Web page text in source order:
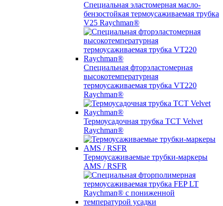
Специальная эластомерная масло-
бензостойкая термоусаживаемая трубка
V25 Raychman®
Специальная фторэластомерная
высокотемпературная
термоусаживаемая трубка VT220
Raychman®
Термоусадочная трубка TCT Velvet
Raychman®
Термоусаживаемые трубки-маркеры
AMS / RSFR